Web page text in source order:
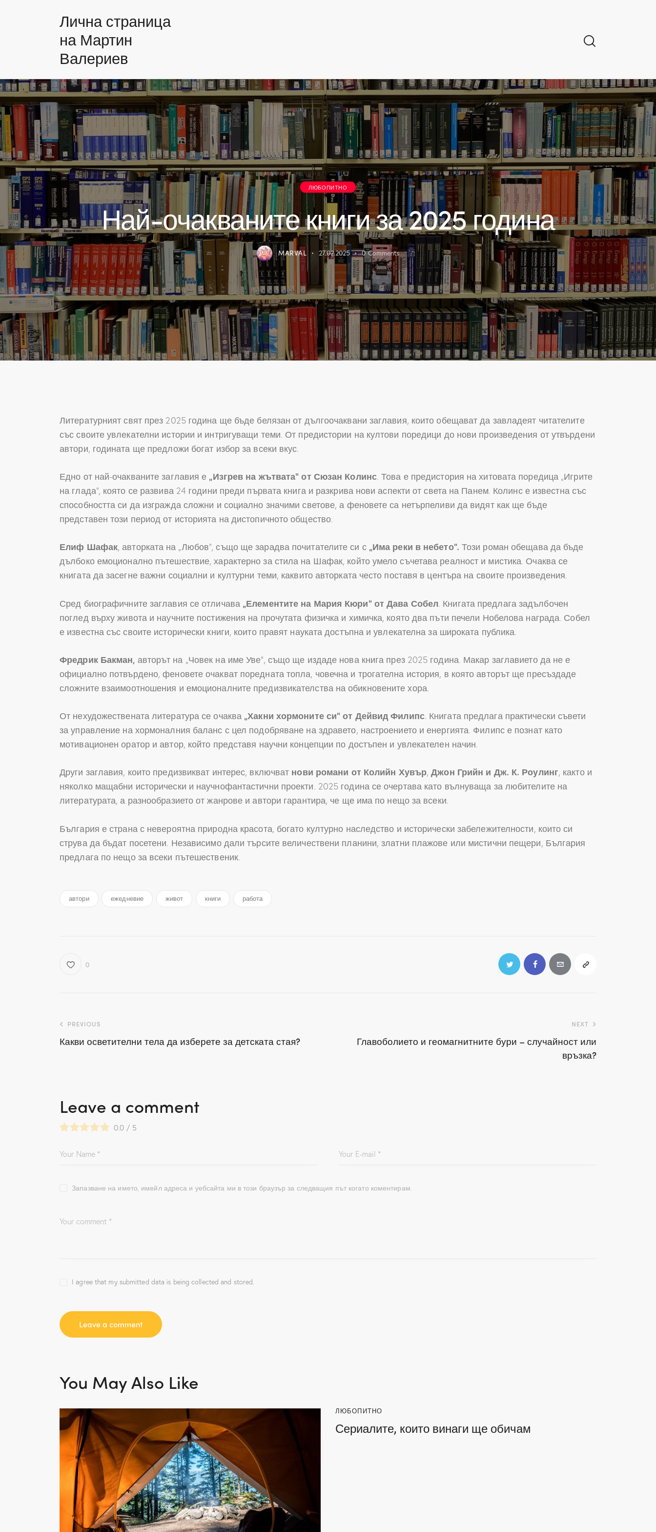
Лична страница
на Мартин
Валериев
ЛЮБОПИТНО
Най-очакваните книги за 2025 година
MARVAL 27.02.2025 0 Comments
Литературният свят през 2025 година ще бъде белязан от дългоочаквани заглавия, които обещават да завладеят читателите
със своите увлекателни истории и интригуващи теми. От предистории на култови поредици до нови произведения от утвърдени
автори, годината ще предложи богат избор за всеки вкус.
Едно от най-очакваните заглавия е „Изгрев на жътвата“ от Сюзан Колинс. Това е предистория на хитовата поредица „Игрите
на глада“, която се развива 24 години преди първата книга и разкрива нови аспекти от света на Панем. Колинс е известна със
способността си да изгражда сложни и социално значими светове, а феновете са нетърпеливи да видят как ще бъде
представен този период от историята на дистопичното общество.
Елиф Шафак, авторката на „Любов“, също ще зарадва почитателите си с „Има реки в небето“. Този роман обещава да бъде
дълбоко емоционално пътешествие, характерно за стила на Шафак, който умело съчетава реалност и мистика. Очаква се
книгата да засегне важни социални и културни теми, каквито авторката често поставя в центъра на своите произведения.
Сред биографичните заглавия се отличава „Елементите на Мария Кюри“ от Дава Собел. Книгата предлага задълбочен
поглед върху живота и научните постижения на прочутата физичка и химичка, която два пъти печели Нобелова награда. Собел
е известна със своите исторически книги, които правят науката достъпна и увлекателна за широката публика.
Фредрик Бакман, авторът на „Човек на име Уве“, също ще издаде нова книга през 2025 година. Макар заглавието да не е
официално потвърдено, феновете очакват поредната топла, човечна и трогателна история, в която авторът ще пресъздаде
сложните взаимоотношения и емоционалните предизвикателства на обикновените хора.
От нехудожествената литература се очаква „Хакни хормоните си“ от Дейвид Филипс. Книгата предлага практически съвети
за управление на хормоналния баланс с цел подобряване на здравето, настроението и енергията. Филипс е познат като
мотивационен оратор и автор, който представя научни концепции по достъпен и увлекателен начин.
Други заглавия, които предизвикват интерес, включват нови романи от Колийн Хувър,Джон Грийн и Дж. К. Роулинг, както и
няколко мащабни исторически и научнофантастични проекти. 2025 година се очертава като вълнуваща за любителите на
литературата, а разнообразието от жанрове и автори гарантира, че ще има по нещо за всеки.
България е страна с невероятна природна красота, богато културно наследство и исторически забележителности, които си
струва да бъдат посетени. Независимо дали търсите величествени планини, златни плажове или мистични пещери, България
предлага по нещо за всеки пътешественик.
автори ежедневие живот книги работа
0
Навигация
PREVIOUS
Какви осветителни тела да изберете за детската стая?
NEXT
Главоболието и геомагнитните бури – случайност или
връзка?
Leave a comment
0.0 / 5
Запазване на името, имейл адреса и уебсайта ми в този браузър за следващия път когато коментирам.
I agree that my submitted data is being collected and stored.
You May Also Like
ЛЮБОПИТНО
Сериалите, които винаги ще обичам